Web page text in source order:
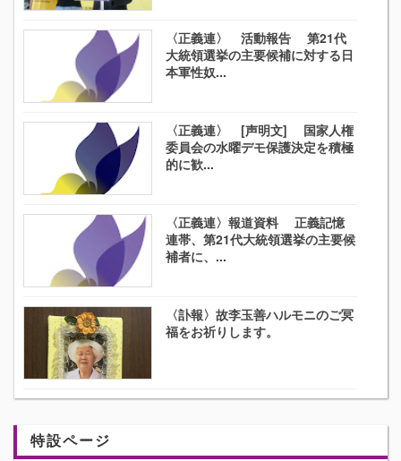
〈正義連〉 活動報告 第21代
大統領選挙の主要候補に対する日
本軍性奴...
〈正義連〉 [声明文] 国家人権
委員会の水曜デモ保護決定を積極
的に歓...
〈正義連〉報道資料 正義記憶
連帯、第21代大統領選挙の主要候
補者に、...
〈訃報〉故李玉善ハルモニのご冥
福をお祈りします。
特設ページ